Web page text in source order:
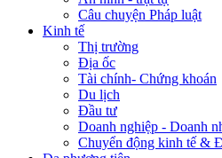
Câu chuyện Pháp luật
Kinh tế
Thị trường
Địa ốc
Tài chính- Chứng khoán
Du lịch
Đầu tư
Doanh nghiệp - Doanh
Chuyển động kinh tế &